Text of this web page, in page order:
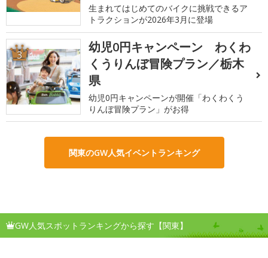
生まれてはじめてのバイクに挑戦できるア
トラクションが2026年3月に登場
3
幼児0円キャンペーン わくわ
くうりんぼ冒険プラン／栃木
県
幼児0円キャンペーンが開催「わくわくう
りんぼ冒険プラン」がお得
関東のGW人気イベントランキング
GW人気スポットランキングから探す【関東】